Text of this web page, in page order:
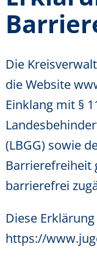
Die
die Website
Einklang mit §
(LBGG) sowie
Barrierefreiheit
barrierefrei
Diese
https://